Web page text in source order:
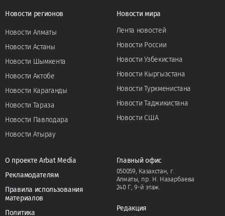
Новости регионов
Новости Алматы
Новости Астаны
Новости Шымкента
Новости Актобе
Новости Караганды
Новости Тараза
Новости Павлодара
Новости Атырау
Новости мира
Лента новостей
Новости России
Новости Узбекистана
Новости Кыргызстана
Новости Туркменистана
Новости Таджикистана
Новости США
О проекте Arbat Media
Рекламодателям
Правила использования
материалов
Политика
Главный офис
050059, Казахстан, г.
Алматы, пр. Н. Назарбаева
240 Г, 9-й этаж.
Редакция